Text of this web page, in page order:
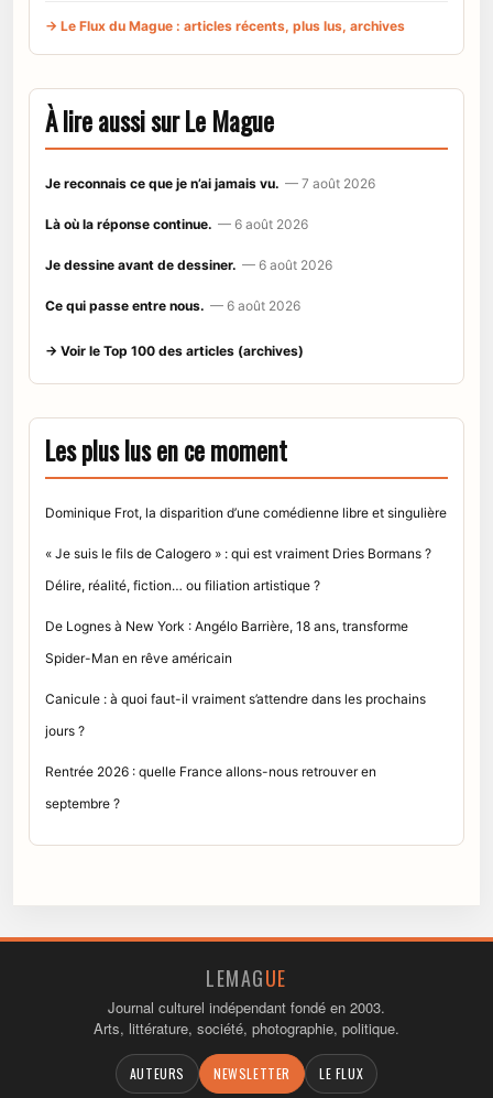
→ Le Flux du Mague : articles récents, plus lus, archives
À lire aussi sur Le Mague
Je reconnais ce que je n’ai jamais vu. — 7 août 2026
Là où la réponse continue. — 6 août 2026
Je dessine avant de dessiner. — 6 août 2026
Ce qui passe entre nous. — 6 août 2026
→ Voir le Top 100 des articles (archives)
Les plus lus en ce moment
Dominique Frot, la disparition d’une comédienne libre et singulière
« Je suis le fils de Calogero » : qui est vraiment Dries Bormans ?
Délire, réalité, fiction… ou filiation artistique ?
De Lognes à New York : Angélo Barrière, 18 ans, transforme
Spider-Man en rêve américain
Canicule : à quoi faut-il vraiment s’attendre dans les prochains
jours ?
Rentrée 2026 : quelle France allons-nous retrouver en
septembre ?
LEMAGUE
Journal culturel indépendant fondé en 2003.
Arts, littérature, société, photographie, politique.
AUTEURS NEWSLETTER LE FLUX